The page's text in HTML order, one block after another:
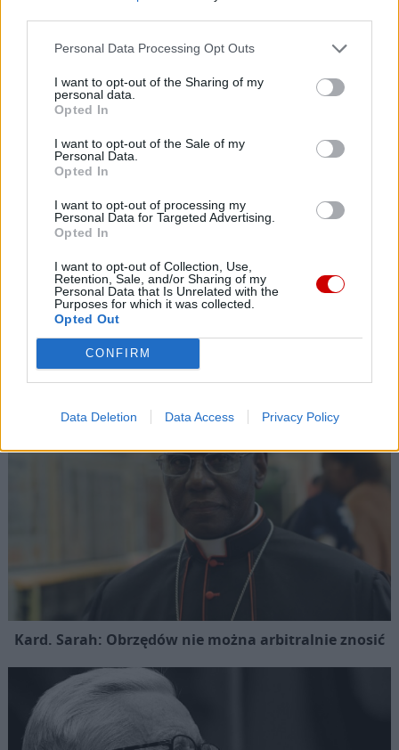
Personal Data Processing Opt Outs
I want to opt-out of the Sharing of my
personal data.
Opted In
I want to opt-out of the Sale of my
Personal Data.
Opted In
I want to opt-out of processing my
Personal Data for Targeted Advertising.
Opted In
I want to opt-out of Collection, Use,
Retention, Sale, and/or Sharing of my
Personal Data that Is Unrelated with the
Purposes for which it was collected.
Opted Out
CONFIRM
Data Deletion Data Access Privacy Policy
Prawosławny metropolita Finlandii krytykuje patriarchę Cyryla
Od 10 sierpnia zapisy na liturgie pod przewodnictwem papieża
Kard. Parolin: pokój zaczyna się od empatii wobec cierpienia
07 sierpnia 2026 | 16:56
Diecezja radomska: kolejne grupy pątników wyruszają na Jasną
Leon XIV spotka się we Francji z ofiarami wykorzystywania w
Kościele
Popularne
Kard. Sarah: Obrzędów nie można arbitralnie znosić